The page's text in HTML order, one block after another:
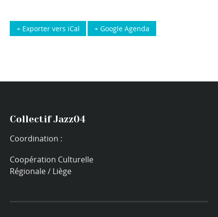
+ Google Agenda
+ Exporter vers iCal
Collectif Jazz04
Coordination :
Coopération Culturelle
Régionale / Liège